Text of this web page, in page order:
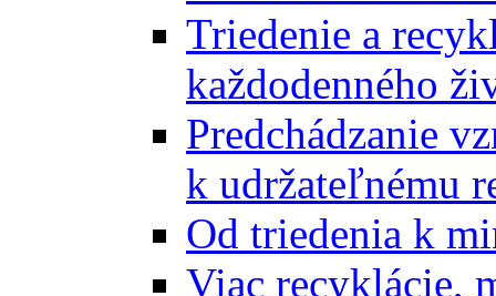
Triedenie a
každodenného
Predchádzanie
k udržateľnému
Od triedenia k
Viac recyklácie,